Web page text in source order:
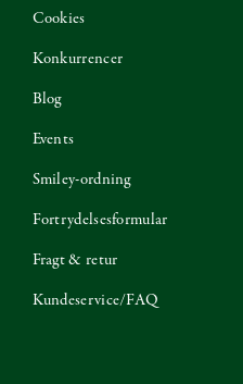
Cookies
Konkurrencer
Blog
Events
Smiley-ordning
Fortrydelsesformular
Fragt & retur
Kundeservice/FAQ